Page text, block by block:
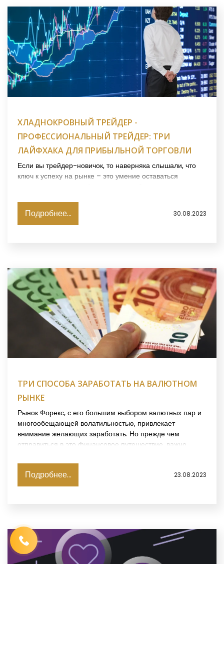
ХЛАДНОКРОВНЫЙ ТРЕЙДЕР -
ПРОФЕССИОНАЛЬНЫЙ ТРЕЙДЕР: ТРИ
ЛАЙФХАКА ДЛЯ ПРИБЫЛЬНОЙ ТОРГОВЛИ
Если вы трейдер-новичок, то наверняка слышали, что
ключ к успеху на рынке – это умение оставаться
поэтому профессиональные трейдеры стремятся к
максимальной эмоциональной стабильности. В этой
Подробнее... 30.08.2023
ТРИ СПОСОБА ЗАРАБОТАТЬ НА ВАЛЮТНОМ
РЫНКЕ
Рынок Форекс, с его большим выбором валютных пар и
многообещающей волатильностью, привлекает
внимание желающих заработать. Но прежде чем
отправиться в это финансовое путешествие, важно
Подробнее... 23.08.2023
Код, изображенный на картинке